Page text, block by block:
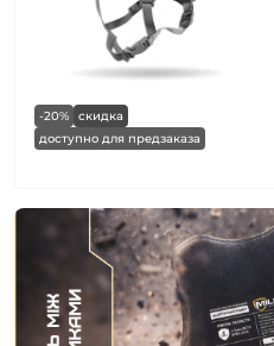
-20%
скидка
доступно для предзаказа